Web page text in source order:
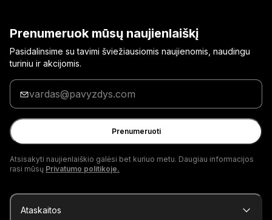
Prenumeruok mūsų naujienlaiškį
Pasidalinsime su tavimi šviežiausiomis naujienomis, naudingu
turiniu ir akcijomis.
Įrašyk
savo
el.
pašto
adresą
Prenumeruoti
Atsisakyti naujienlaiškio galėsi bet kuriuo metu. Daugiau informacijos
rasi mūsų Privatumo politikoje.
Ataskaitos